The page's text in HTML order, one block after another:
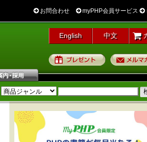
お問合わせ myPHP会員サービス
English 中文
プレゼント